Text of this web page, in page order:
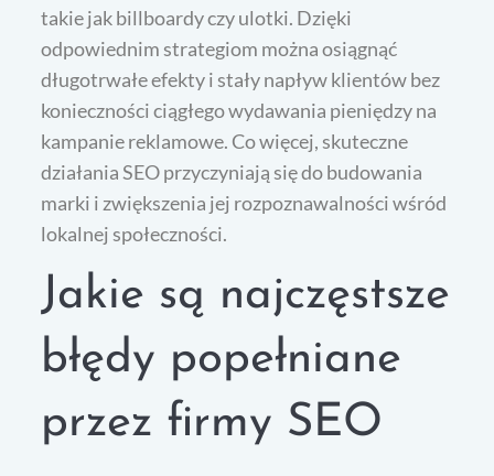
takie jak billboardy czy ulotki. Dzięki
odpowiednim strategiom można osiągnąć
długotrwałe efekty i stały napływ klientów bez
konieczności ciągłego wydawania pieniędzy na
kampanie reklamowe. Co więcej, skuteczne
działania SEO przyczyniają się do budowania
marki i zwiększenia jej rozpoznawalności wśród
lokalnej społeczności.
Jakie są najczęstsze
błędy popełniane
przez firmy SEO